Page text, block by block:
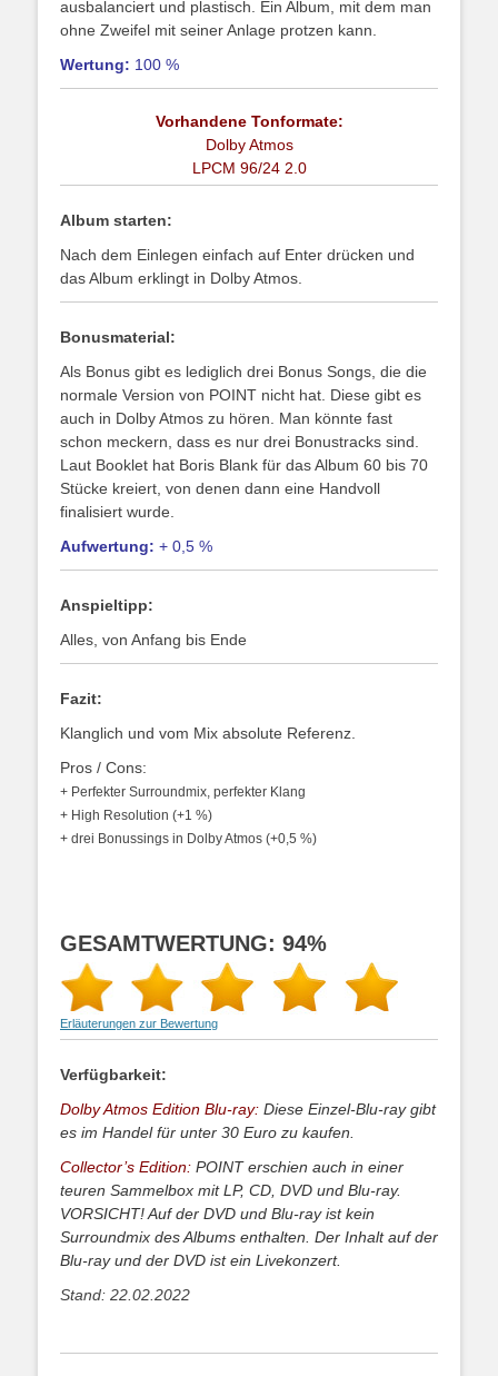
ausbalanciert und plastisch. Ein Album, mit dem man
ohne Zweifel mit seiner Anlage protzen kann.
Wertung: 100 %
Vorhandene Tonformate:
Dolby Atmos
LPCM 96/24 2.0
Album starten:
Nach dem Einlegen einfach auf Enter drücken und
das Album erklingt in Dolby Atmos.
Bonusmaterial:
Als Bonus gibt es lediglich drei Bonus Songs, die die
normale Version von POINT nicht hat. Diese gibt es
auch in Dolby Atmos zu hören. Man könnte fast
schon meckern, dass es nur drei Bonustracks sind.
Laut Booklet hat Boris Blank für das Album 60 bis 70
Stücke kreiert, von denen dann eine Handvoll
finalisiert wurde.
Aufwertung: + 0,5 %
Anspieltipp:
Alles, von Anfang bis Ende
Fazit:
Klanglich und vom Mix absolute Referenz.
Pros / Cons:
+ Perfekter Surroundmix, perfekter Klang
+ High Resolution (+1 %)
+ drei Bonussings in Dolby Atmos (+0,5 %)
GESAMTWERTUNG: 94%
Erläuterungen zur Bewertung
Verfügbarkeit:
Dolby Atmos Edition Blu-ray: Diese Einzel-Blu-ray gibt
es im Handel für unter 30 Euro zu kaufen.
Collector’s Edition: POINT erschien auch in einer
teuren Sammelbox mit LP, CD, DVD und Blu-ray.
VORSICHT! Auf der DVD und Blu-ray ist kein
Surroundmix des Albums enthalten. Der Inhalt auf der
Blu-ray und der DVD ist ein Livekonzert.
Stand: 22.02.2022